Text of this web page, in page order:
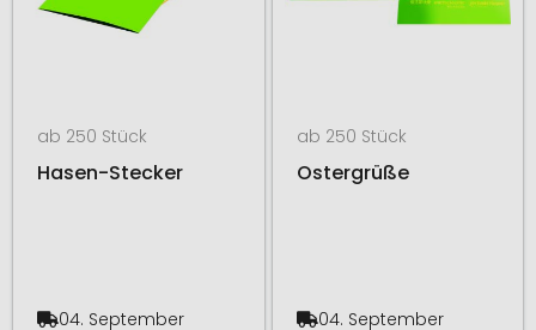
ab 250 Stück
Hasen-Stecker
04. September
ab 250 Stück
Ostergrüße
04. September